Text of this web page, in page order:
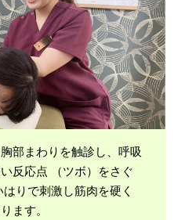
部まわりを触診し、呼吸
反応点 （ツボ）をさぐ
はりで刺激し筋肉を硬く
ます。